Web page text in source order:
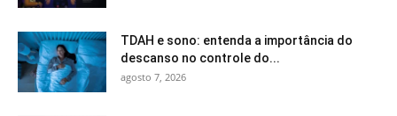
TDAH e sono: entenda a importância do
descanso no controle do...
agosto 7, 2026